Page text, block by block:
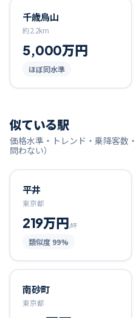
千歳烏山
約2.2km
5,000万円
ほぼ同水準
似ている駅
価格水準・トレンド・乗降客数
問わない）
平井
東京都
219万円/坪
類似度 99%
南砂町
東京都